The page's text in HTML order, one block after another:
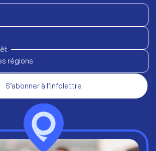
régions
S’abonner à l’infolettre